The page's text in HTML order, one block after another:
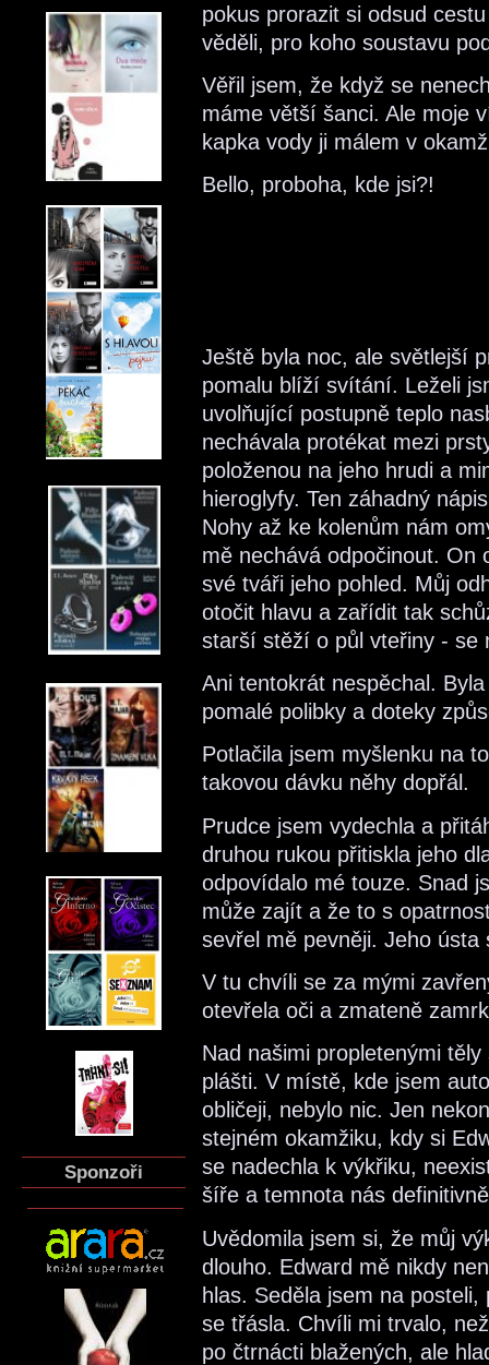
Sponzoři
pokus prorazit si odsud
věděli, pro koho soustavu
Věřil jsem, že když se
máme větší šanci. Ale moje
kapka vody ji málem v
Bello, proboha, kde jsi?!
Ještě byla noc, ale světlejší
pomalu blíží svítání. Leželi
uvolňující postupně teplo
nechávala protékat mezi
položenou na jeho hrudi a
hieroglyfy. Ten záhadný
Nohy až ke kolenům nám
mě nechává odpočinout. On
své tváři jeho pohled. Můj
otočit hlavu a zařídit tak
starší stěží o půl vteřiny - se
Ani tentokrát nespěchal.
pomalé polibky a doteky
Potlačila jsem myšlenku na
takovou dávku něhy dopřál.
Prudce jsem vydechla a
druhou rukou přitiskla jeho
odpovídalo mé touze. Snad
může zajít a že to s
sevřel mě pevněji. Jeho
V tu chvíli se za mými
otevřela oči a zmateně
Nad našimi propletenými
plášti. V místě, kde jsem
obličeji, nebylo nic. Jen
stejném okamžiku, kdy si
se nadechla k výkřiku,
šíře a temnota nás
Uvědomila jsem si, že můj
dlouho. Edward mě nikdy
hlas. Seděla jsem na
se třásla. Chvíli mi trvalo,
po čtrnácti blažených, ale